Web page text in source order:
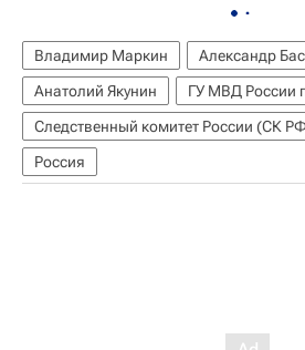
Владимир Маркин
Александр
Анатолий Якунин
ГУ МВД России
Следственный комитет России (СК
Россия